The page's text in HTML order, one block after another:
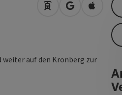
Anreise mit
in Googlein Apple
weiter auf den Kronberg zur